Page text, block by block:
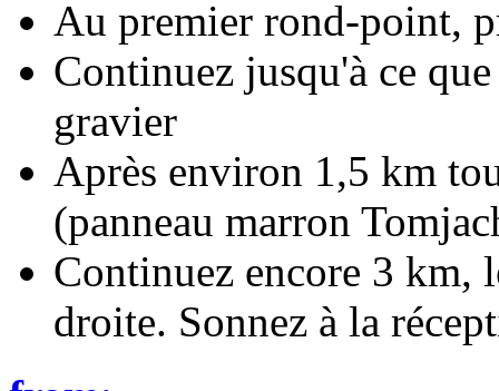
Au premier rond-point,
Continuez jusqu'à ce
gravier
Après environ 1,5 km
(panneau marron
Continuez encore 3 km,
droite. Sonnez à la